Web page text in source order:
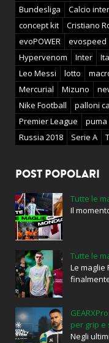
Bundesliga
Calcio
concept kit
Cristiano
evoPOWER
evospeed
Hypervenom
Inter
Leo Messi
lotto
Mercurial
Mizuno
Nike Football
palloni
Premier League
puma
Russia 2018
Serie A
POST POPOLARI
Tutte le
Il
Tutte le
Le maglie
per grip e
Negli